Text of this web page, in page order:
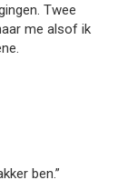
Twee
me alsof ik
ben.”